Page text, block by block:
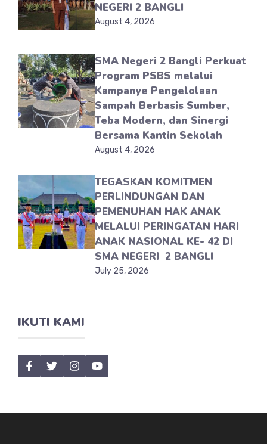
NEGERI 2 BANGLI
August 4, 2026
SMA Negeri 2 Bangli Perkuat
Program PSBS melalui
Kampanye Pengelolaan
Sampah Berbasis Sumber,
Teba Modern, dan Sinergi
Bersama Kantin Sekolah
August 4, 2026
TEGASKAN KOMITMEN
PERLINDUNGAN DAN
PEMENUHAN HAK ANAK
MELALUI PERINGATAN HARI
ANAK NASIONAL KE- 42 DI
SMA NEGERI 2 BANGLI
July 25, 2026
IKUTI KAMI